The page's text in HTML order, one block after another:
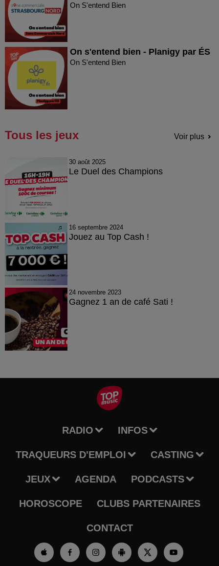
On S'entend Bien
On s'entend bien - Planigy par ÉS
On S'entend Bien
Tous les jeux Voir plus
30 août 2025
Le Duel des Champions
16 septembre 2024
Jouez au Top Cash !
24 novembre 2023
Gagnez 1 an de café Sati !
RADIO INFOS
TRAQUEURS D'EMPLOI CASTING
JEUX AGENDA PODCASTS
HOROSCOPE CLUBS PARTENAIRES
CONTACT